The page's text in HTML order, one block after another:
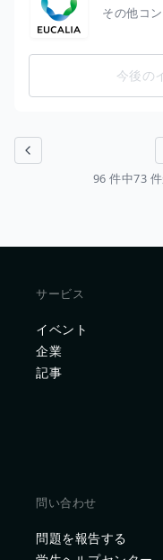
その他コ
今後の
前のページ
96 件中73
サービス
イベント
企業
記事
問い合わせ
問題を報告する